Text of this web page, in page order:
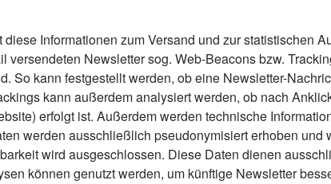
Informationen zum Versand und zur statistischen
versendeten Newsletter sog. Web-Beacons bzw.
So kann festgestellt werden, ob eine Newsletter-
kann außerdem analysiert werden, ob nach
erfolgt ist. Außerdem werden technische
werden ausschließlich pseudonymisiert erhoben
wird ausgeschlossen. Diese Daten dienen
können genutzt werden, um künftige Newsletter